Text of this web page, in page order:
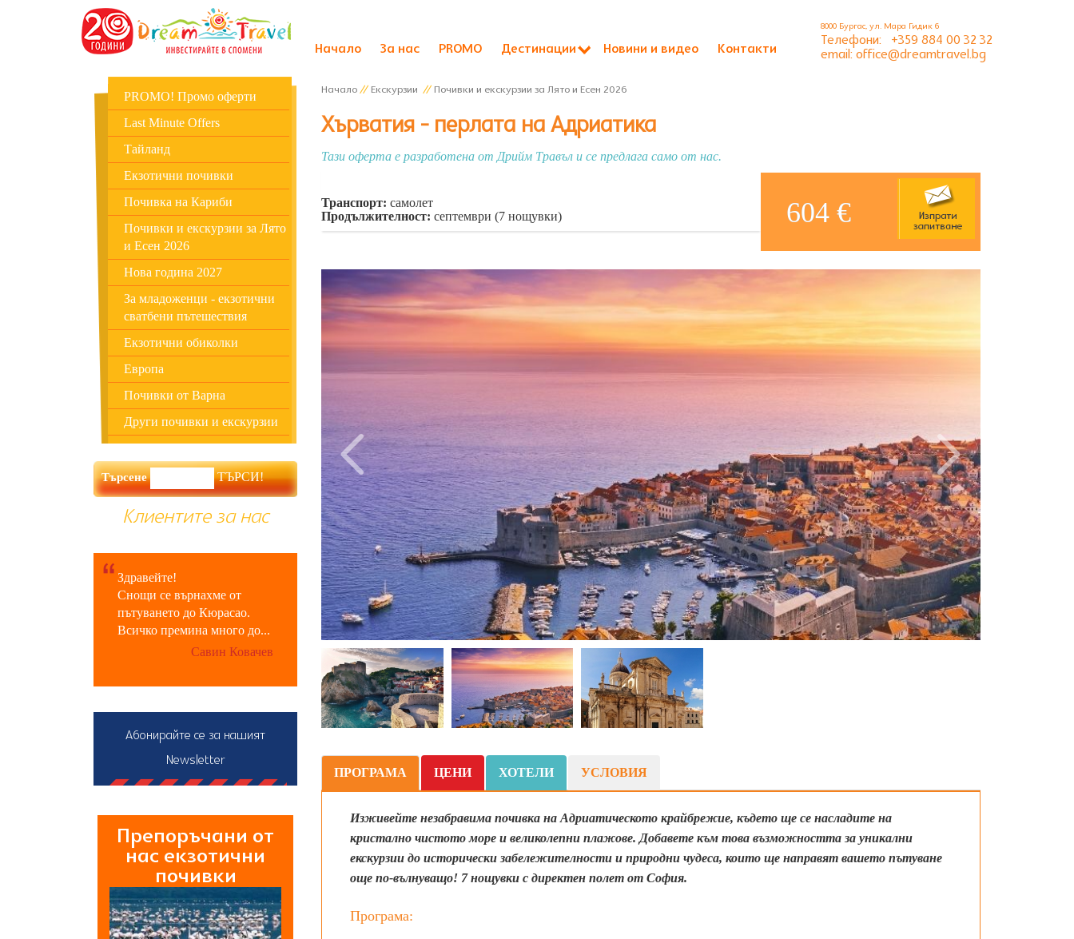
Начало За нас PROMO Дестинации Новини и видео Контакти
8000 Бургас, ул. Мара Гидик 6
Телефони: +359 884 00 32 32
email: office@dreamtravel.bg
PROMO! Промо оферти
Last Minute Offers
Тайланд
Екзотични почивки
Почивка на Кариби
Почивки и екскурзии за Лято
и Есен 2026
Нова година 2027
За младоженци - екзотични
сватбени пътешествия
Екзотични обиколки
Европа
Почивки от Варна
Други почивки и екскурзии
Търсене
Клиентите за нас
Здравейте!
Снощи се върнахме от
пътуването до Кюрасао.
Всичко премина много до...
Савин Ковачев
Абонирайте се за нашият
Newsletter
Препоръчани от
нас екзотични
почивки
Начало// Екскурзии // Почивки и екскурзии за Лято и Есен 2026
Хърватия - перлата на Адриатика
Тази оферта е разработена от Дрийм Травъл и се предлага само от нас.
Транспорт: самолет
Продължителност: септември (7 нощувки) 604 €
ПРОГРАМА ЦЕНИ ХОТЕЛИ УСЛОВИЯ
Изживейте незабравима почивка на Адриатическото крайбрежие, където ще се насладите на
кристално чистото море и великолепни плажове. Добавете към това възможността за уникални
екскурзии до исторически забележителности и природни чудеса, които ще направят вашето пътуване
още по-вълнуващо! 7 нощувки с директен полет от София.
Програма: